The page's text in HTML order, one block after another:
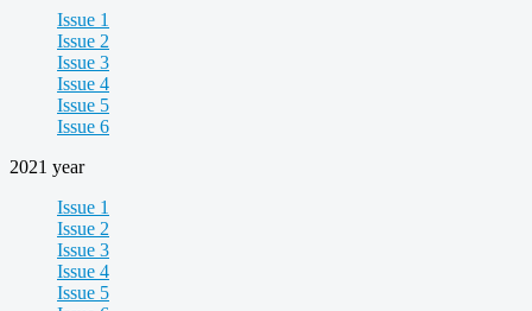
Issue 1
Issue 2
Issue 3
Issue 4
Issue 5
Issue 6
2021 year
Issue 1
Issue 2
Issue 3
Issue 4
Issue 5